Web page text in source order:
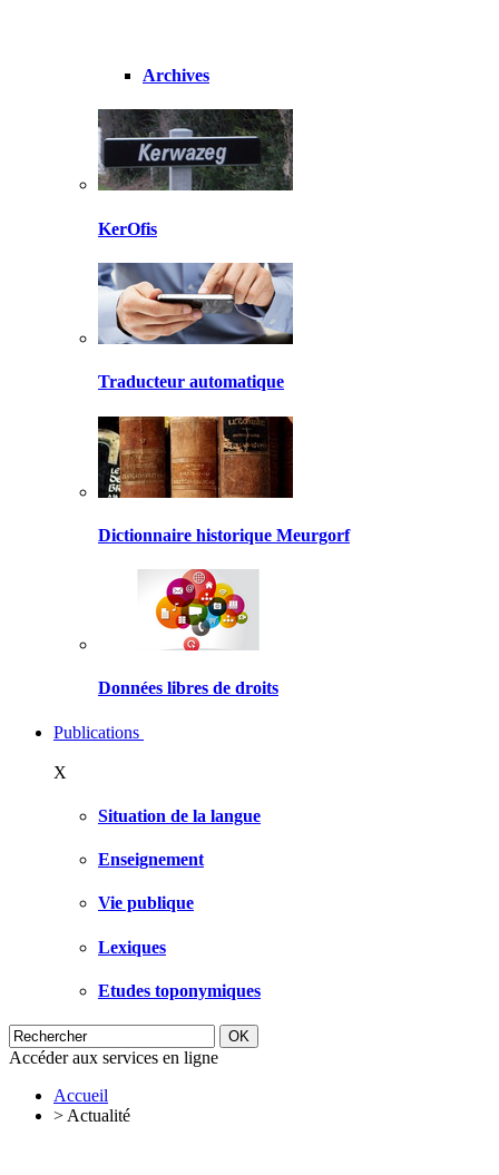
Archives
KerOfis
Traducteur automatique
Dictionnaire historique Meurgorf
Données libres de droits
Publications
X
Situation de la langue
Enseignement
Vie publique
Lexiques
Etudes toponymiques
Accéder aux services en ligne
Accueil
> Actualité